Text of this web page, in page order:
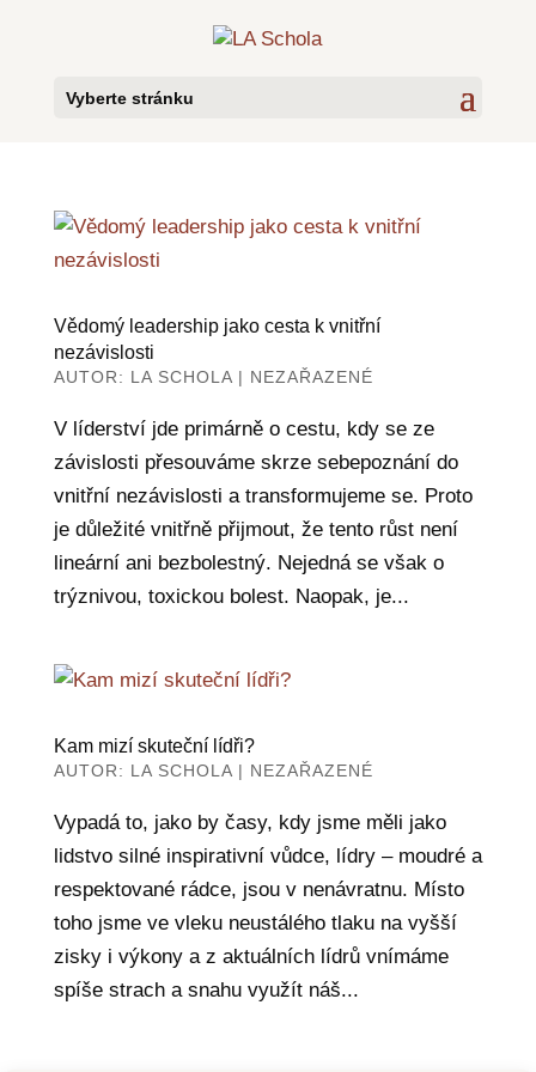
Vyberte stránku
Vědomý leadership jako cesta k vnitřní
nezávislosti
AUTOR: LA SCHOLA| NEZAŘAZENÉ
V líderství jde primárně o cestu, kdy se ze
závislosti přesouváme skrze sebepoznání do
vnitřní nezávislosti a transformujeme se. Proto
je důležité vnitřně přijmout, že tento růst není
lineární ani bezbolestný. Nejedná se však o
trýznivou, toxickou bolest. Naopak, je...
Kam mizí skuteční lídři?
AUTOR: LA SCHOLA| NEZAŘAZENÉ
Vypadá to, jako by časy, kdy jsme měli jako
lidstvo silné inspirativní vůdce, lídry – moudré a
respektované rádce, jsou v nenávratnu. Místo
toho jsme ve vleku neustálého tlaku na vyšší
zisky i výkony a z aktuálních lídrů vnímáme
spíše strach a snahu využít náš...